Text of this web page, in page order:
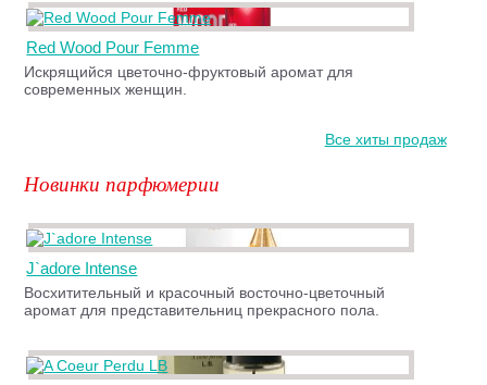
Red Wood Pour Femme
Искрящийся цветочно-фруктовый аромат для
современных женщин.
Все хиты продаж
Новинки парфюмерии
J`adore Intense
Восхитительный и красочный восточно-цветочный
аромат для представительниц прекрасного пола.